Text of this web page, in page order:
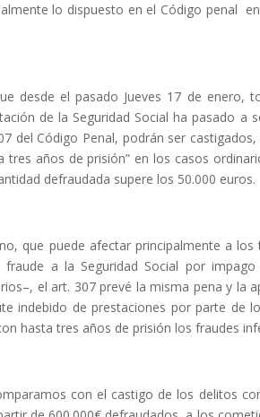
lo dispuesto en el Código penal
desde el pasado Jueves 17 de enero,
de la Seguridad Social ha pasado a
del Código Penal, podrán ser
tres años de prisión” en los casos
defraudada supere los 50.000 euros.
que puede afectar principalmente a
a la Seguridad Social por
el art. 307 prevé la misma pena y la
indebido de prestaciones por parte de
hasta tres años de prisión los fraudes
con el castigo de los delitos